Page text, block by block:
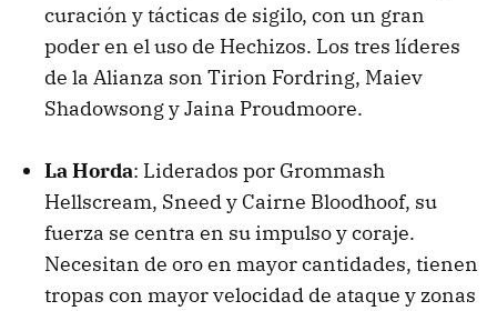
curación y tácticas de sigilo, con un gran
poder en el uso de Hechizos. Los tres líderes
de la Alianza son Tirion Fordring, Maiev
Shadowsong y Jaina Proudmoore.
La Horda: Liderados por Grommash
Hellscream, Sneed y Cairne Bloodhoof, su
fuerza se centra en su impulso y coraje.
Necesitan de oro en mayor cantidades, tienen
tropas con mayor velocidad de ataque y zonas